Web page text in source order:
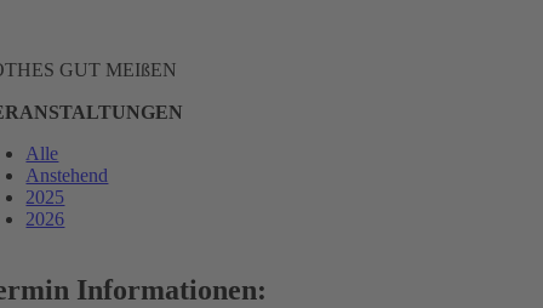
GUT MEIßEN
Alle
Anstehend
2025
2026
Informationen: